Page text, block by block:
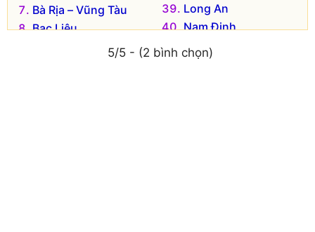
Bà Rịa – Vũng Tàu
Bạc Liêu
Long An
Nam Định
Nghệ An
Ninh Bình
5/5 - (2 bình chọn)